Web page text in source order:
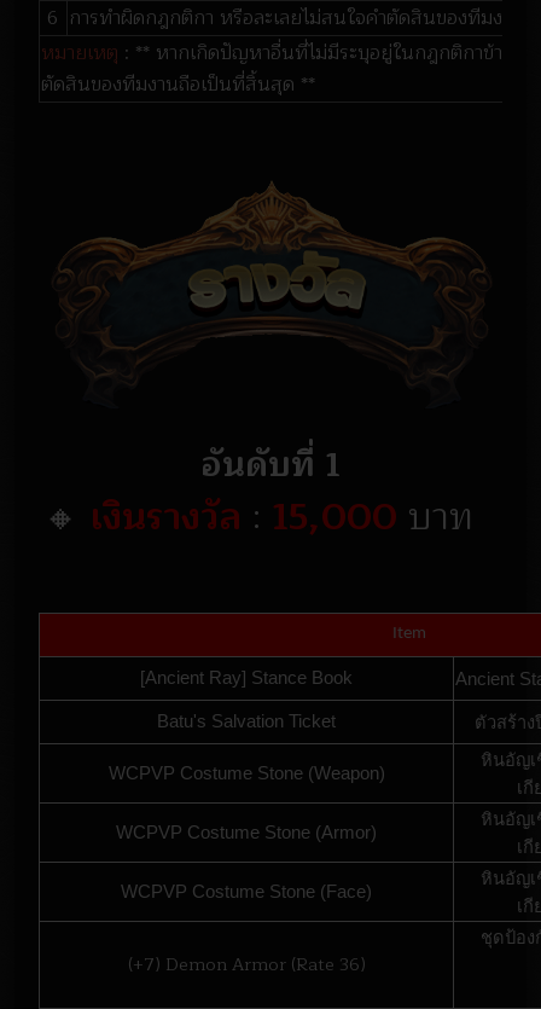
6 การทำผิดกฎกติกา หรือละเลยไม่สนใจคำตัดสินของทีมงาน
หมายเหตุ : ** หากเกิดปัญหาอื่นที่ไม่มีระบุอยู่ในกฎกติกาข้าง
ตัดสินของทีมงานถือเป็นที่สิ้นสุด **
อันดับที่ 1
🔸 เงินรางวัล : 15,000 บาท
Item
[Ancient Ray] Stance Book Ancient
Batu's Salvation Ticket ตัวสร้าง
WCPVP Costume Stone (Weapon)
หินอัญเ
เ
WCPVP Costume Stone (Armor)
หินอัญเ
เ
WCPVP Costume Stone (Face)
หินอัญเ
เ
(+7) Demon Armor (Rate 36)
ชุดป้อง